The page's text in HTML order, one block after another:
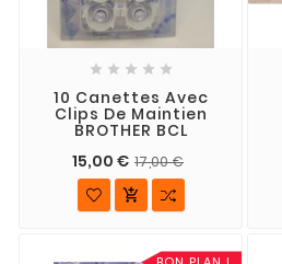
    
10 Canettes Avec
Clips De Maintien
BROTHER BCL
15,00 € 17,00 €
